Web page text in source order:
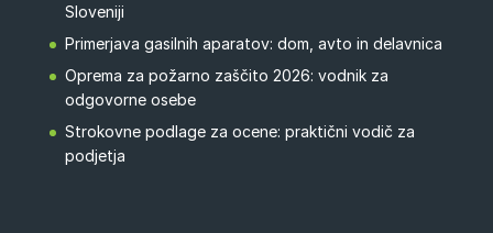
Sloveniji
Primerjava gasilnih aparatov: dom, avto in delavnica
Oprema za požarno zaščito 2026: vodnik za
odgovorne osebe
Strokovne podlage za ocene: praktični vodič za
podjetja